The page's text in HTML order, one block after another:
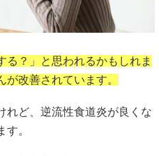
る？」と思われるかもしれま
改善されています。
れど、逆流性食道炎が良くな
。